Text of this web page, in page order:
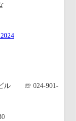
ビル ☏ 024-901-